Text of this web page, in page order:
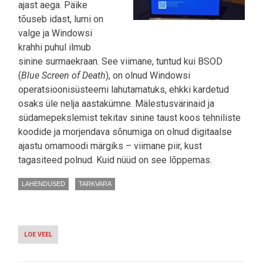
ajast aega. Päike
tõuseb idast, lumi on
valge ja Windowsi
krahhi puhul ilmub
sinine surmaekraan. See viimane, tuntud kui BSOD
(Blue Screen of Death), on olnud Windowsi
operatsioonisüsteemi lahutamatuks, ehkki kardetud
osaks üle nelja aastakümne. Mälestusvärinaid ja
südamepekslemist tekitav sinine taust koos tehniliste
koodide ja morjendava sõnumiga on olnud digitaalse
ajastu omamoodi märgiks – viimane piir, kust
tagasiteed polnud. Kuid nüüd on see lõppemas.
LAHENDUSED TARKVARA
LOE VEEL
KÕIK